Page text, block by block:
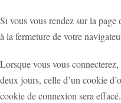
Si vous vous rendez sur la
à la fermeture de votre
Lorsque vous vous
deux jours, celle d’un cookie
cookie de connexion sera effacé.